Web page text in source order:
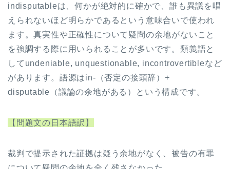
indisputableは、何かが絶対的に確かで、誰も異議を唱
えられないほど明らかであるという意味合いで使われ
ます。真実性や正確性について疑問の余地がないこと
を強調する際に用いられることが多いです。類義語と
してundeniable, unquestionable, incontrovertibleなど
があります。語源はin-（否定の接頭辞）+
disputable（議論の余地がある）という構成です。
【問題文の日本語訳】
裁判で提示された証拠は疑う余地がなく、被告の有罪